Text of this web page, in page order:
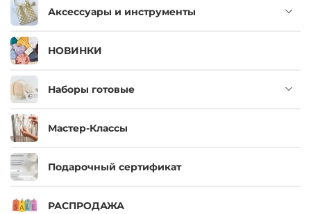
Аксессуары и инструменты
НОВИНКИ
Наборы готовые
Мастер-Классы
Подарочный сертификат
РАСПРОДАЖА